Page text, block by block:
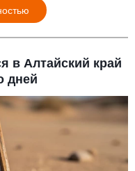
в Алтайский край
дней